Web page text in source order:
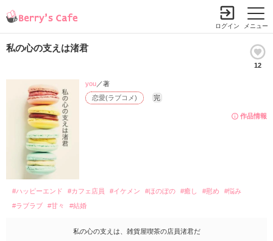
メニュー
ログイン
私の心の支えは渚君
12
作品情報
恋愛(ラブコメ) 完
you／著
#ハッピーエンド #カフェ店員 #イケメン #ほのぼの #癒し #慰め
#悩み
#ラブラブ
#甘々 #結婚
私の心の支えは、雑貨屋喫茶の店員渚君だ